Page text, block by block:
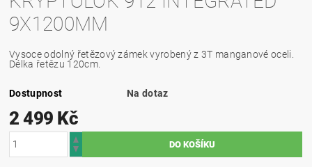
9X1200MM
Vysoce odolný řetězový zámek vyrobený z 3T manganové oceli.
Délka řetězu 120cm.
Dostupnost Na dotaz
2 499 Kč